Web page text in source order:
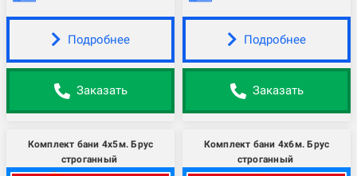
Подробнее
Заказать
Подробнее
Заказать
Комплект бани 4х5м. Брус
строганный
Комплект бани 4х6м. Брус
строганный